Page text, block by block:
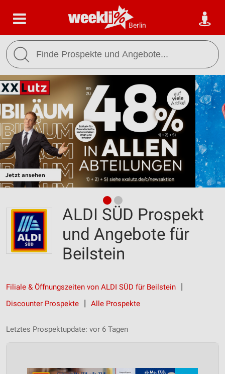
Berlin
ALDI SÜD Prospekt
und Angebote für
Beilstein
Filiale & Öffnungszeiten von ALDI SÜD für Beilstein
Discounter Prospekte
Alle Prospekte
Letztes Prospektupdate: vor 6 Tagen